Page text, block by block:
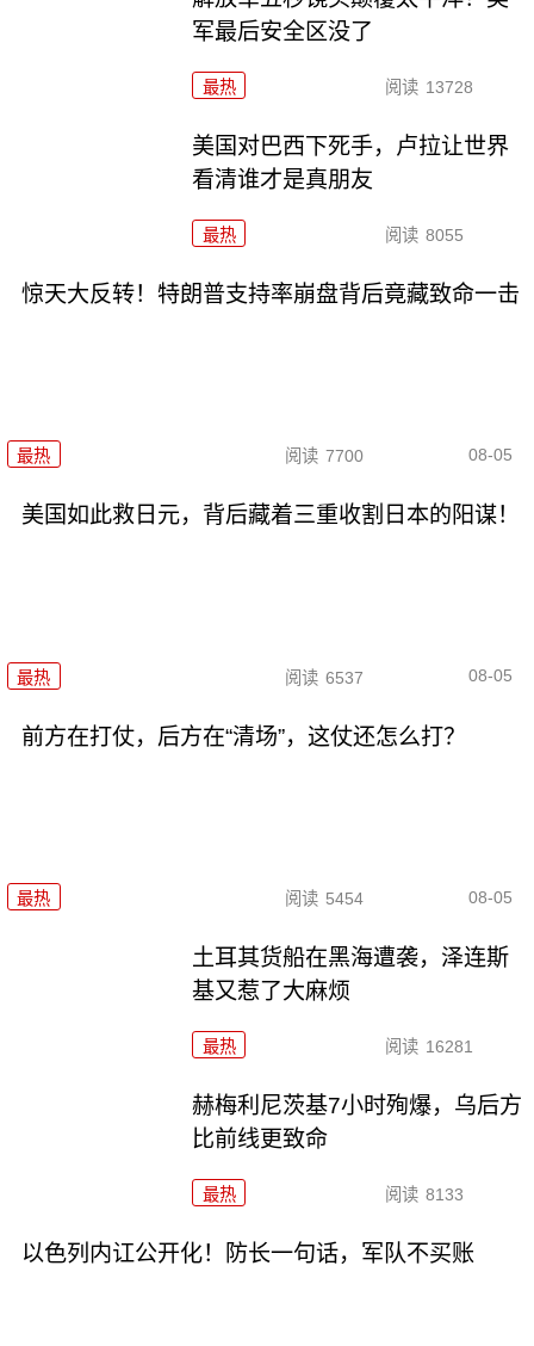
军最后安全区没了
最热 阅读 13728
美国对巴西下死手，卢拉让世界
看清谁才是真朋友
最热 阅读 8055
惊天大反转！特朗普支持率崩盘背后竟藏致命一击
最热 阅读 7700 08-05
美国如此救日元，背后藏着三重收割日本的阳谋！
最热 阅读 6537 08-05
前方在打仗，后方在“清场”，这仗还怎么打？
最热 阅读 5454 08-05
土耳其货船在黑海遭袭，泽连斯
基又惹了大麻烦
最热 阅读 16281
赫梅利尼茨基7小时殉爆，乌后方
比前线更致命
最热 阅读 8133
以色列内讧公开化！防长一句话，军队不买账